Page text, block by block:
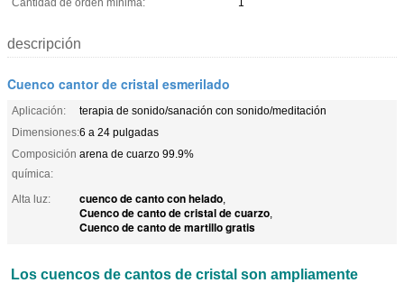
Cantidad de orden mínima:
1
descripción
Cuenco cantor de cristal esmerilado
Aplicación:
terapia de sonido/sanación con sonido/meditación
Dimensiones:6 a 24 pulgadas
Composición
química:
arena de cuarzo 99.9%
Alta luz: cuenco de canto con helado,
Cuenco de canto de cristal de cuarzo,
Cuenco de canto de martillo gratis
Los cuencos de cantos de cristal son ampliamente